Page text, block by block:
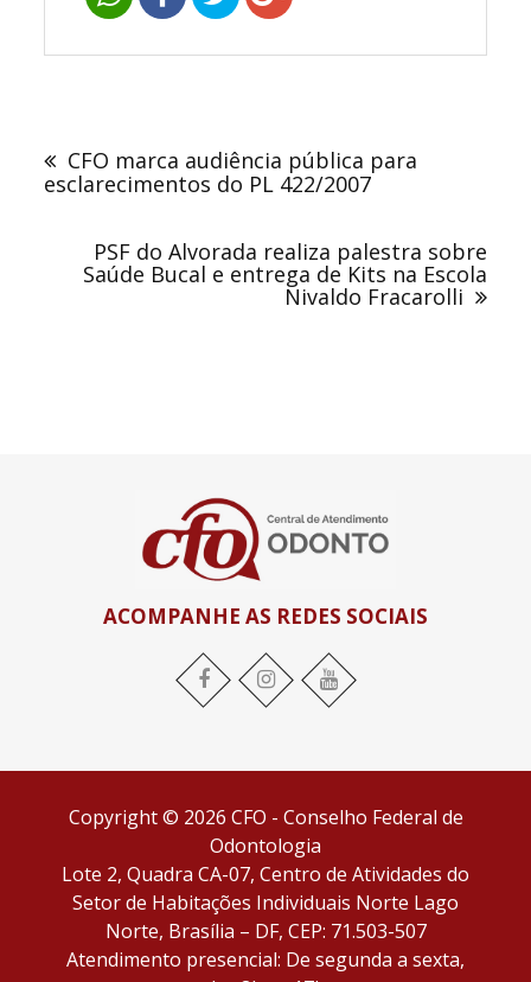
PostCFO marca audiência pública para
esclarecimentos do PL 422/2007
PSF do Alvorada realiza palestra sobre
Saúde Bucal e entrega de Kits na Escola
Nivaldo Fracarolli
ACOMPANHE AS REDES SOCIAIS
Facebook Instagram YouTube
Copyright © 2026 CFO - Conselho Federal de
Odontologia
Lote 2, Quadra CA-07, Centro de Atividades do
Setor de Habitações Individuais Norte Lago
Norte, Brasília – DF, CEP: 71.503-507
Atendimento presencial: De segunda a sexta,